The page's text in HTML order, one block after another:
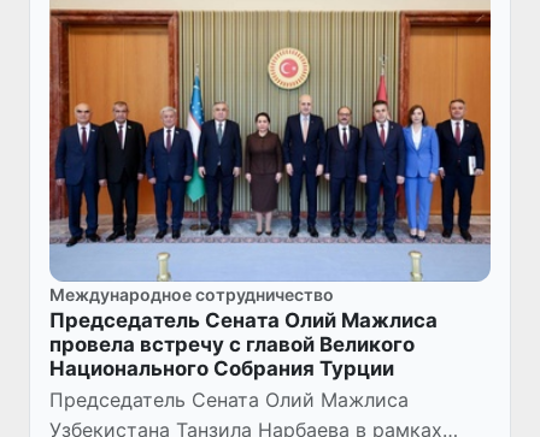
Международное сотрудничество
Председатель Сената Олий Мажлиса
провела встречу с главой Великого
Национального Собрания Турции
Председатель Сената Олий Мажлиса
Узбекистана Танзила Нарбаева в рамках